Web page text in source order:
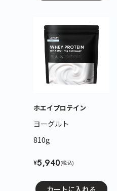
ホエイプロテイン
ヨーグルト
810g
¥5,940(税込)
カートに入れる